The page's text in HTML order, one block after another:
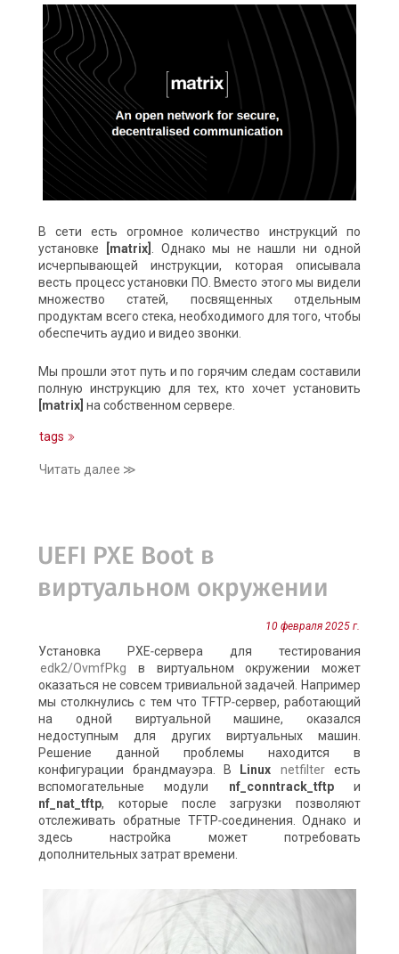
В сети есть огромное количество инструкций по
установке
[matrix] . Однако мы не нашли ни одной
исчерпывающей инструкции, которая описывала
весть процесс установки ПО. Вместо этого мы видели
множество статей, посвященных отдельным
продуктам всего стека, необходимого для того, чтобы
обеспечить аудио и видео звонки.
Мы прошли этот путь и по горячим следам составили
полную инструкцию для тех, кто хочет установить
[matrix] на собственном сервере.
tags
Читать далее ≫
UEFI PXE Boot в
виртуальном окружении
10 февраля 2025 г.
Установка PXE‑сервера для тестирования
edk2/OvmfPkg в виртуальном окружении может
оказаться не совсем тривиальной задачей. Например
мы столкнулись с тем что TFTP‑сервер, работающий
на одной виртуальной машине, оказался
недоступным для других виртуальных машин.
Решение данной проблемы находится в
конфигурации брандмауэра. В
Linux netfilter есть
вспомогательные модули nf_conntrack_tftpи
nf_nat_tftp, которые после загрузки позволяют
отслеживать обратные TFTP‑соединения. Однако и
здесь настройка может потребовать
дополнительных затрат времени.